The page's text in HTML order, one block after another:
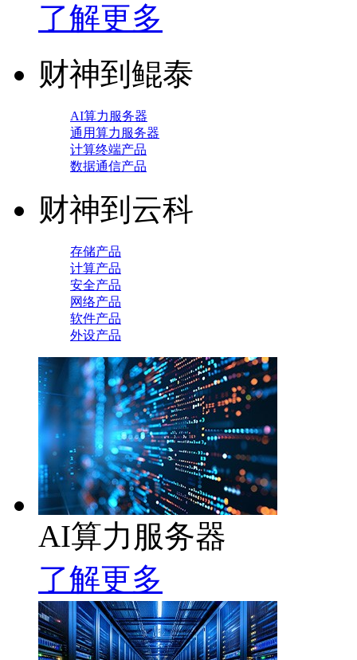
了解更多
财神到鲲泰
AI算力服务器
通用算力服务器
计算终端产品
数据通信产品
财神到云科
存储产品
计算产品
安全产品
网络产品
软件产品
外设产品
AI算力服务器
了解更多